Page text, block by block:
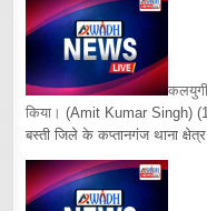
किया। (Amit Kumar Singh)
बस्ती जिले के कप्तानगंज थाना